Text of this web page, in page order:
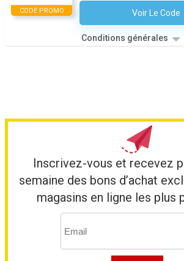
CODE PROMO Voir Le Code
Aucun Code
Conditions générales
Inscrivez-vous et recevez
semaine des bons d’achat
magasins en ligne les plus